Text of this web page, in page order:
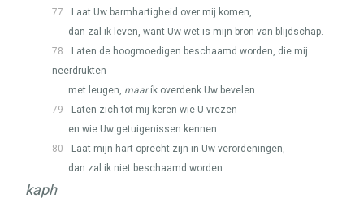
77
Laat Uw barmhartigheid over mij komen,
dan zal ik leven, want Uw wet is mijn bron van blijdschap.
78
Laten de hoogmoedigen beschaamd worden, die mij
neerdrukten
met leugen, maarík overdenk Uw bevelen.
79
Laten zich tot mij keren wie U vrezen
en wie Uw getuigenissen kennen.
80
Laat mijn hart oprecht zijn in Uw verordeningen,
dan zal ik niet beschaamd worden.
kaph